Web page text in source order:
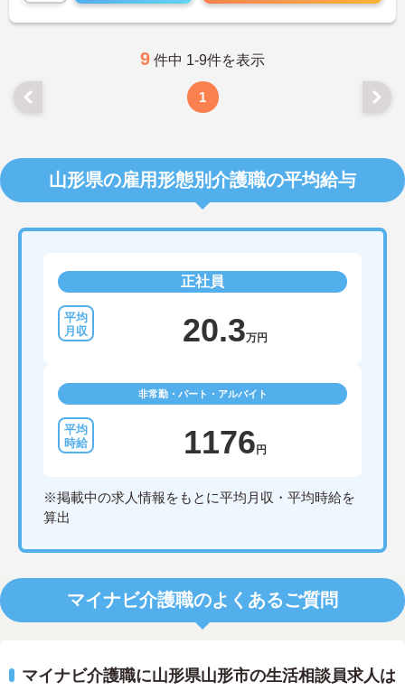
9 件中 1-9件を表示
1
山形県の雇用形態別介護職の平均給与
正社員
20.3万円
非常勤・パート・アルバイト
1176 円
※掲載中の求人情報をもとに平均月収・平均時給を
算出
マイナビ介護職のよくあるご質問
マイナビ介護職に山形県山形市の生活相談員求人は